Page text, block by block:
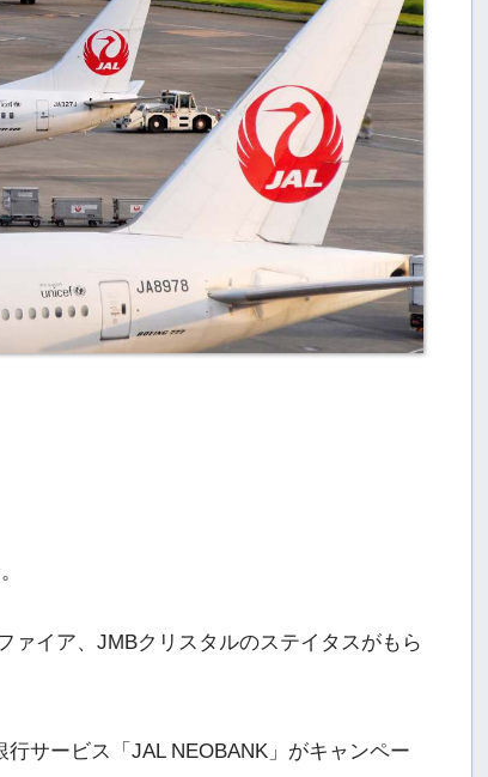
ァイア、JMBクリスタルのステイタスがもら
サービス「JAL NEOBANK」がキャンペー